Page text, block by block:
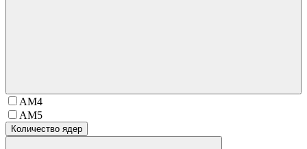
AM4
AM5
Количество ядер